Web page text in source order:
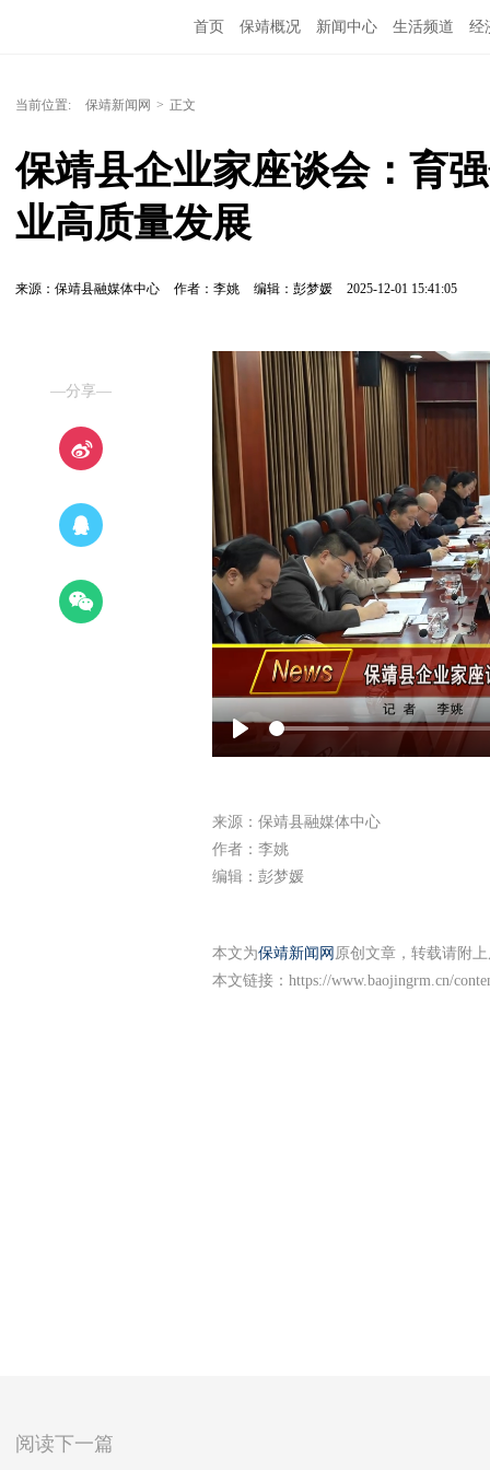
首页 保靖概况 新闻中心 生活频道 经
当前位置: 保靖新闻网 > 正文
保靖县企业家座谈会：育
业高质量发展
来源：保靖县融媒体中心 作者：李姚 编辑：彭梦媛 2025-12-01 15:41:05
—分享—
Play
来源：保靖县融媒体中心
作者：李姚
编辑：彭梦媛
本文为保靖新闻网 原创文章，转载请附
本文链接： https://www.baojingrm.cn/
阅读下一篇